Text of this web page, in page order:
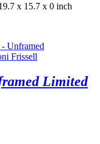
x 15.7 x 0 inch
Limited